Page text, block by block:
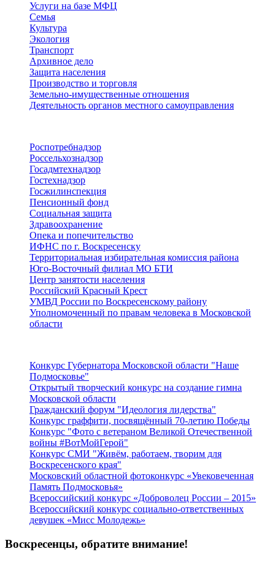
Услуги на базе МФЦ
Семья
Культура
Экология
Транспорт
Архивное дело
Защита населения
Производство и торговля
Земельно-имущественные отношения
Деятельность органов местного самоуправления
Роспотребнадзор
Россельхознадзор
Госадмтехнадзор
Гостехнадзор
Госжилинспекция
Пенсионный фонд
Социальная защита
Здравоохранение
Опека и попечительство
ИФНС по г. Воскресенску
Территориальная избирательная комиссия района
Юго-Восточный филиал МО БТИ
Центр занятости населения
Российский Красный Крест
УМВД России по Воскресенскому району
Уполномоченный по правам человека в Московской
области
Конкурс Губернатора Московской области "Наше
Подмосковье"
Открытый творческий конкурс на создание гимна
Московской области
Гражданский форум "Идеология лидерства"
Конкурс граффити, посвящённый 70-летию Победы
Конкурс "Фото с ветераном Великой Отечественной
войны #ВотМойГерой"
Конкурс СМИ "Живём, работаем, творим для
Воскресенского края"
Московский областной фотоконкурс «Увековеченная
Память Подмосковья»
Всероссийский конкурс «Доброволец России – 2015»
Всероссийский конкурс социально-ответственных
девушек «Мисс Молодежь»
Воскресенцы, обратите внимание!